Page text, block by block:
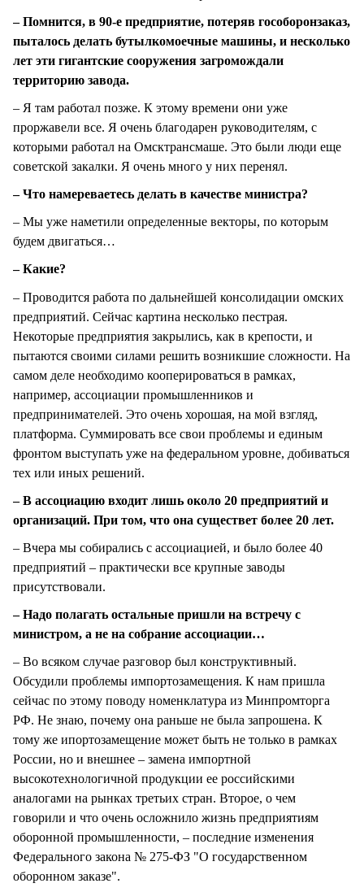
– Помнится, в 90-е предприятие, потеряв гособоронзаказ,
пыталось делать бутылкомоечные машины, и несколько
лет эти гигантские сооружения загромождали
территорию завода.
– Я там работал позже. К этому времени они уже
проржавели все. Я очень благодарен руководителям, с
которыми работал на Омсктрансмаше. Это были люди еще
советской закалки. Я очень много у них перенял.
– Что намереваетесь делать в качестве министра?
– Мы уже наметили определенные векторы, по которым
будем двигаться…
– Какие?
– Проводится работа по дальнейшей консолидации омских
предприятий. Сейчас картина несколько пестрая.
Некоторые предприятия закрылись, как в крепости, и
пытаются своими силами решить возникшие сложности. На
самом деле необходимо кооперироваться в рамках,
например, ассоциации промышленников и
предпринимателей. Это очень хорошая, на мой взгляд,
платформа. Суммировать все свои проблемы и единым
фронтом выступать уже на федеральном уровне, добиваться
тех или иных решений.
– В ассоциацию входит лишь около 20 предприятий и
организаций. При том, что она существет более 20 лет.
– Вчера мы собирались с ассоциацией, и было более 40
предприятий – практически все крупные заводы
присутствовали.
– Надо полагать остальные пришли на встречу с
министром, а не на собрание ассоциации…
– Во всяком случае разговор был конструктивный.
Обсудили проблемы импортозамещения. К нам пришла
сейчас по этому поводу номенклатура из Минпромторга
РФ. Не знаю, почему она раньше не была запрошена. К
тому же ипортозамещение может быть не только в рамках
России, но и внешнее – замена импортной
высокотехнологичной продукции ее российскими
аналогами на рынках третьих стран. Второе, о чем
говорили и что очень осложнило жизнь предприятиям
оборонной промышленности, – последние изменения
Федерального закона № 275-ФЗ "О государственном
оборонном заказе".